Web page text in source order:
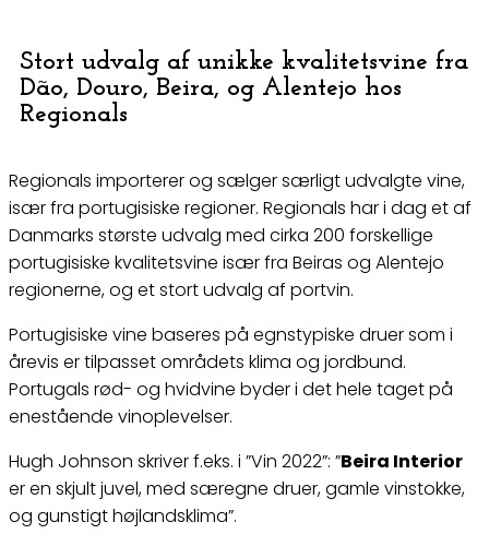
Stort udvalg af unikke kvalitetsvine fra
Dão, Douro, Beira, og Alentejo hos
Regionals
Regionals importerer og sælger særligt udvalgte vine,
især fra portugisiske regioner. Regionals har i dag et af
Danmarks største udvalg med cirka 200 forskellige
portugisiske kvalitetsvine især fra Beiras og Alentejo
regionerne, og et stort udvalg af portvin.
Portugisiske vine baseres på egnstypiske druer som i
årevis er tilpasset områdets klima og jordbund.
Portugals rød- og hvidvine byder i det hele taget på
enestående vinoplevelser.
Hugh Johnson skriver f.eks. i ”Vin 2022”: ”Beira Interior
er en skjult juvel, med særegne druer, gamle vinstokke,
og gunstigt højlandsklima”.